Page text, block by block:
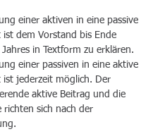
einer aktiven in eine passive
ist dem Vorstand bis Ende
Jahres in Textform zu erklären.
einer passiven in eine aktive
ist jederzeit möglich. Der
aktive Beitrag und die
richten sich nach der